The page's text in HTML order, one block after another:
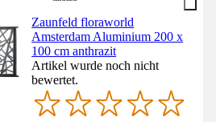
Zaunfeld floraworld
Amsterdam Aluminium 200 x
100 cm anthrazit
Artikel wurde noch nicht
bewertet.